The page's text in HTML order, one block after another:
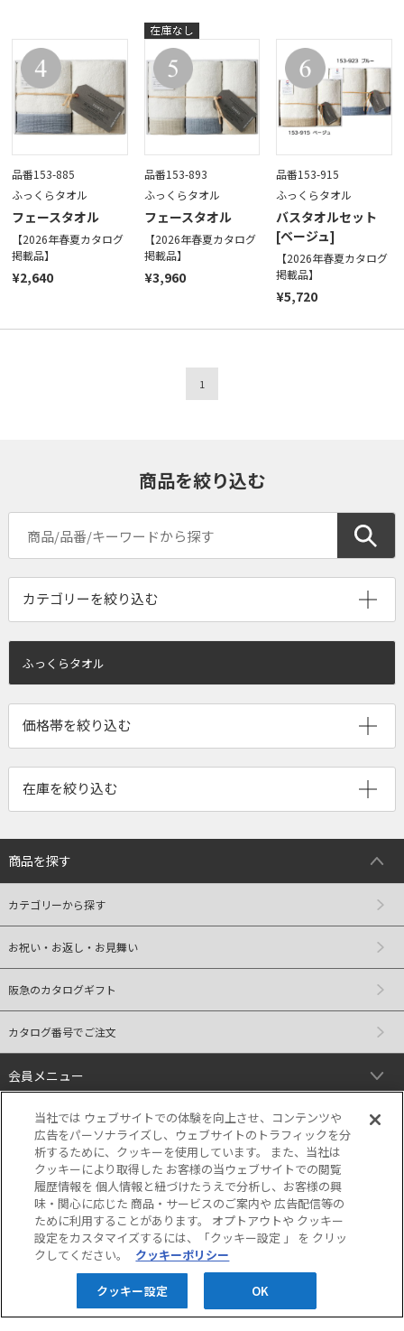
品番153-885
ふっくらタオル
フェースタオル
【2026年春夏カタログ
掲載品】
¥2,640
品番153-893
ふっくらタオル
フェースタオル
【2026年春夏カタログ
掲載品】
¥3,960
品番153-915
ふっくらタオル
バスタオルセット
[ベージュ]
【2026年春夏カタログ
掲載品】
¥5,720
1
商品を絞り込む
ふっくらタオル
商品を探す
カテゴリーから探す
お祝い・お返し・お見舞い
阪急のカタログギフト
カタログ番号でご注文
会員メニュー
ご利用ガイド
リンク
当サイトの表示価格は個別に税込・税抜等の
記載がない場合は「税込価格」です。
当社では ウェブサイトでの体験を向上させ、コンテンツや
広告をパーソナライズし、ウェブサイトのトラフィックを分
析するために、クッキーを使用しています。 また、当社は
クッキーにより取得した お客様の当ウェブサイトでの閲覧
履歴情報を 個人情報と紐づけたうえで分析し、お客様の興
味・関心に応じた 商品・サービスのご案内や 広告配信等の
ために利用することがあります。 オプトアウトや クッキー
設定をカスタマイズするには、「クッキー設定 」 を クリッ
クしてください。
クッキーポリシー
クッキー設定 OK